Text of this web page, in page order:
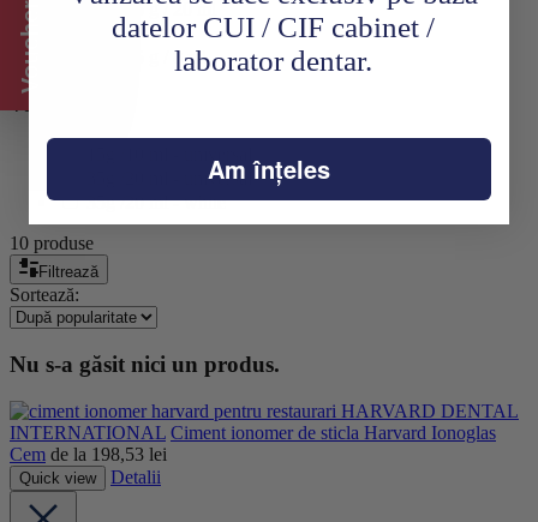
A2 - 35 g / 20 ml
A3 - 15 g / 8 ml
35g /20 ml - universal
35g /20 ml - white
10 produse
Filtrează
Sortează:
Nu s-a găsit nici un produs.
HARVARD DENTAL
INTERNATIONAL Ciment ionomer de sticla Harvard Ionoglas
Cem de la 198,53 lei
Quick view Detalii
datelor CUI / CIF cabinet /
laborator dentar.
Am înțeles